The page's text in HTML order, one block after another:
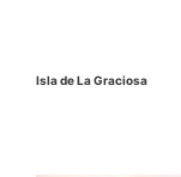
Isla de La Graciosa